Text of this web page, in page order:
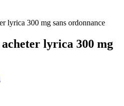
lyrica 300 mg sans ordonnance
lyrica 300 mg